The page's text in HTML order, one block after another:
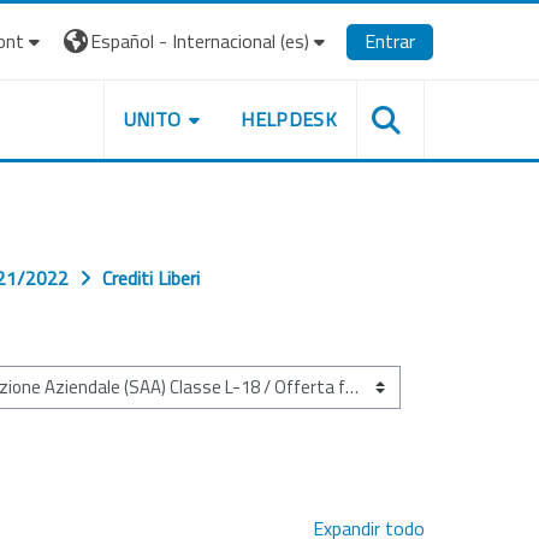
Español - Internacional ‎(es)‎ Entrar
UNITO HELPDESK
2022 Crediti Liberi
Expandir todo